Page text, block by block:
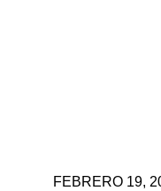
FEBRERO 19,